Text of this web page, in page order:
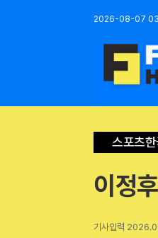
2026-08-07
스포츠
이정
기사입력